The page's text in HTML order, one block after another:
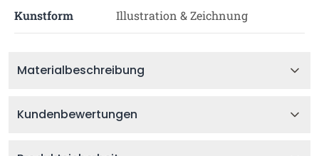
Kunstform Illustration & Zeichnung
Materialbeschreibung
Kundenbewertungen